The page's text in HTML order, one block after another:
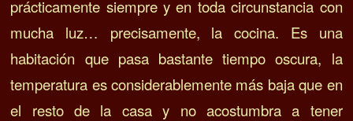
prácticamente siempre y en toda circunstancia con
mucha luz… precisamente, la cocina. Es una
habitación que pasa bastante tiempo oscura, la
temperatura es considerablemente más baja que en
el resto de la casa y no acostumbra a tener